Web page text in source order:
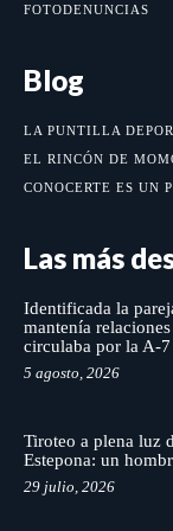
FOTODENUNCIAS
Blog
LA PUNTILLA
EL RINCÓN DE
CONOCERTE ES UN
Las más
Identificada la
mantenía
circulaba por la A-7
5 agosto, 2026
Tiroteo a plena luz
Estepona: un
29 julio, 2026